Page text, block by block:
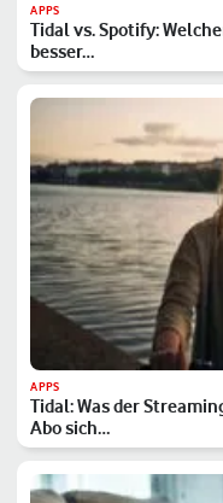
APPS
Tidal vs. Spotify:
besser…
APPS
Tidal: Was der
Abo sich…